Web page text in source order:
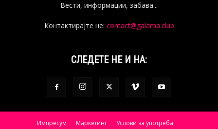
Вести, информации, забава...
Контактирајте не: contact@galama.club
СЛЕДЕТЕ НЕ И НА:
Импресум Маркетинг Услови за употреба